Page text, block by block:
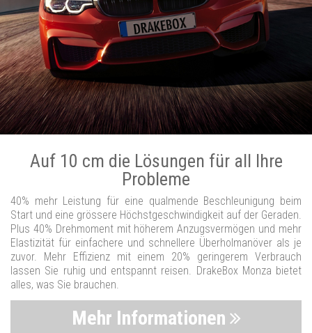
Auf 10 cm die Lösungen für all Ihre
Probleme
40% mehr Leistung für eine qualmende Beschleunigung beim
Start und eine grössere Höchstgeschwindigkeit auf der Geraden.
Plus 40% Drehmoment mit höherem Anzugsvermögen und mehr
Elastizität für einfachere und schnellere Überholmanöver als je
zuvor. Mehr Effizienz mit einem 20% geringerem Verbrauch
lassen Sie ruhig und entspannt reisen. DrakeBox Monza bietet
alles, was Sie brauchen.
Mehr Informationen